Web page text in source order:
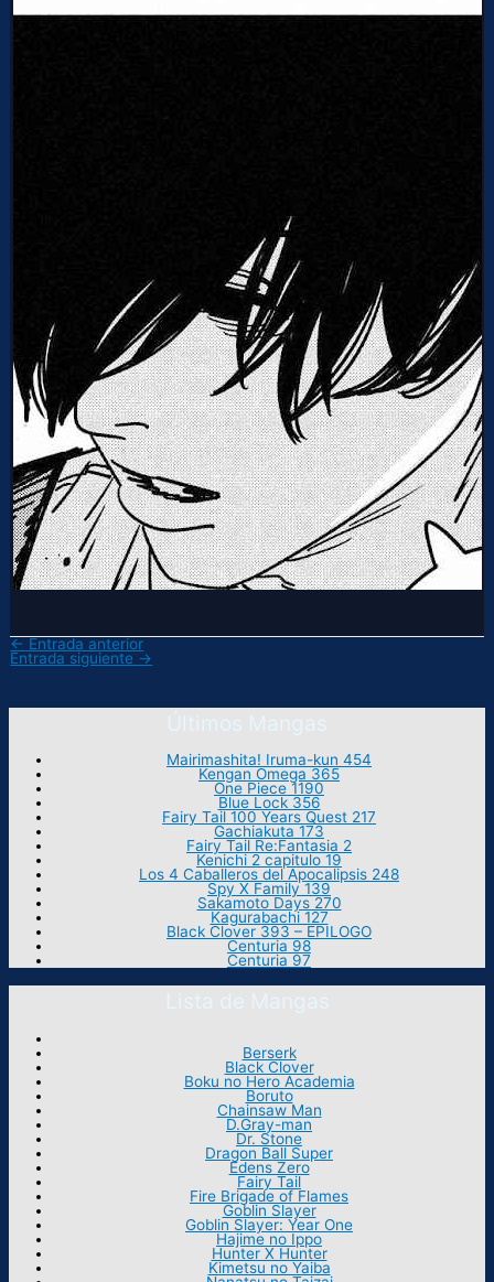
← Entrada anterior
Entrada siguiente →
Últimos Mangas
Mairimashita! Iruma-kun 454
Kengan Omega 365
One Piece 1190
Blue Lock 356
Fairy Tail 100 Years Quest 217
Gachiakuta 173
Fairy Tail Re:Fantasia 2
Kenichi 2 capitulo 19
Los 4 Caballeros del Apocalipsis 248
Spy X Family 139
Sakamoto Days 270
Kagurabachi 127
Black Clover 393 – EPILOGO
Centuria 98
Centuria 97
Lista de Mangas
Berserk
Black Clover
Boku no Hero Academia
Boruto
Chainsaw Man
D.Gray-man
Dr. Stone
Dragon Ball Super
Edens Zero
Fairy Tail
Fire Brigade of Flames
Goblin Slayer
Goblin Slayer: Year One
Hajime no Ippo
Hunter X Hunter
Kimetsu no Yaiba